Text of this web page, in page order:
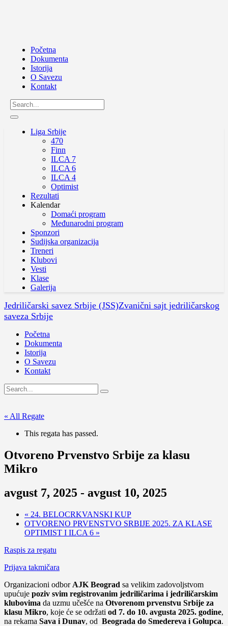
Početna
Dokumenta
Istorija
O Savezu
Kontakt
Liga Srbije
470
Finn
ILCA 7
ILCA 6
ILCA 4
Optimist
Rezultati
Kalendar
Domaći program
Međunarodni program
Sponzori
Sudijska organizacija
Treneri
Klubovi
Vesti
Klase
Galerija
Jedriličarski savez Srbije (JSS)Zvanični sajt jedriličarskog
saveza Srbije
Početna
Dokumenta
Istorija
O Savezu
Kontakt
« All Regate
This regata has passed.
Otvoreno Prvenstvo Srbije za klasu
Mikro
avgust 7, 2025 - avgust 10, 2025
« 24. BELOCRKVANSKI KUP
OTVORENO PRVENSTVO SRBIJE 2025. ZA KLASE
OPTIMIST I ILCA 6 »
Raspis za regatu
Prijava takmičara
Organizacioni odbor AJK Beograd sa velikim zadovoljstvom
upućuje poziv svim registrovanim jedriličarima i jedriličarskim
klubovima da uzmu učešće na Otvorenom prvenstvu Srbije za
klasu Mikro, koje će se održati od 7. do 10. avgusta 2025. godine,
na rekama Sava i Dunav, od Beograda do Smedereva i Golupca.